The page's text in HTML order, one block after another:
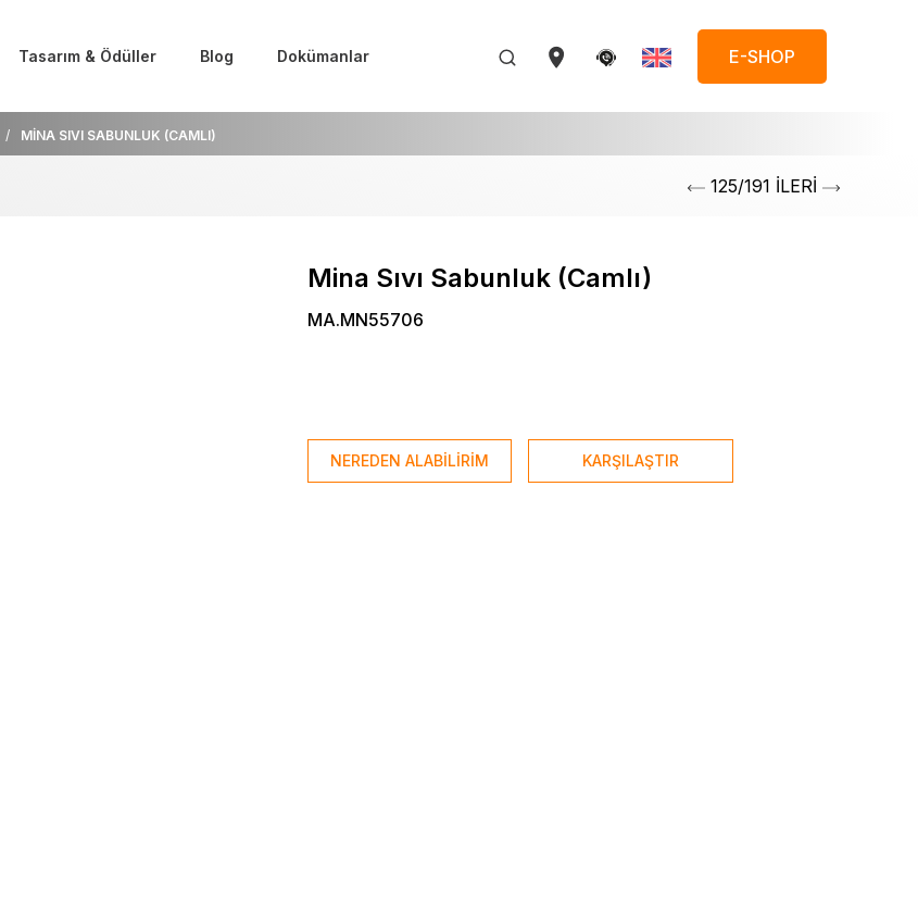
Tasarım & Ödüller Blog Dokümanlar E-SHOP
MİNA SIVI SABUNLUK (CAMLI)
125/191 İLERİ
Mina Sıvı Sabunluk (Camlı)
MA.MN55706
NEREDEN ALABİLİRİM KARŞILAŞTIR